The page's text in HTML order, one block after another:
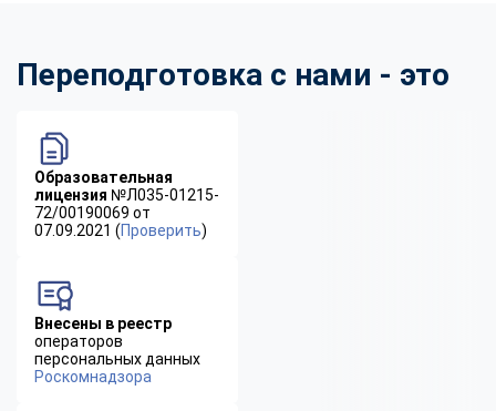
Переподготовка с нами - это
Образовательная
лицензия №Л035-01215-
72/00190069 от
07.09.2021 (Проверить)
Внесены в реестр
операторов
персональных данных
Роскомнадзора